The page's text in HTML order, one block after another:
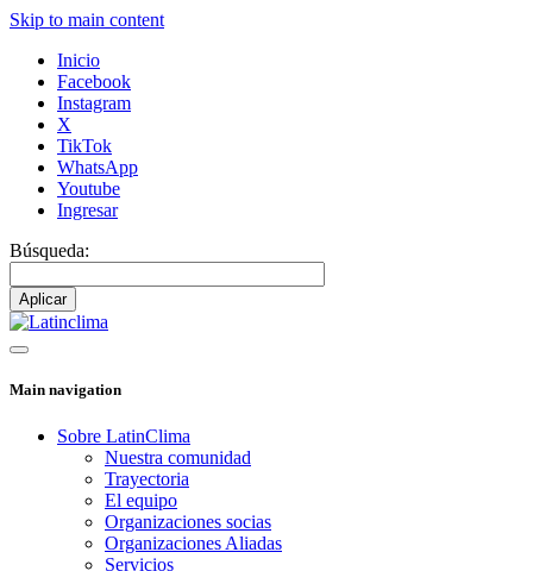
Skip to main content
Inicio
Facebook
Instagram
X
TikTok
WhatsApp
Youtube
Ingresar
Búsqueda:
Main navigation
Sobre LatinClima
Nuestra comunidad
Trayectoria
El equipo
Organizaciones socias
Organizaciones Aliadas
Servicios